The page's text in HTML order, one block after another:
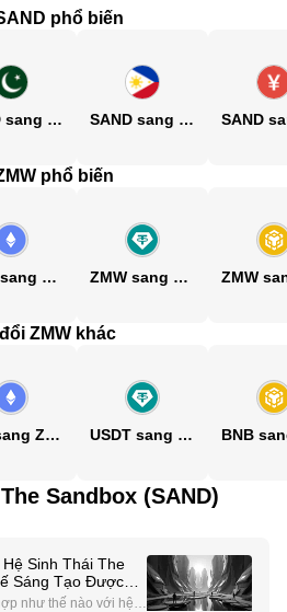
phổ biến
SAND sang PKR SAND sang PHP
phổ biến
ZMW sang ETH ZMW sang USDT
ZMW khác
ETH sang ZMW USDT sang ZMW
Sandbox (SAND)
Sinh Thái The
Sáng Tạo Được
như thế nào với hệ si